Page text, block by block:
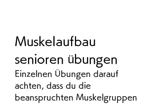
Muskelaufbau
senioren übungen
Einzelnen Übungen darauf
achten, dass du die
beanspruchten Muskelgruppen